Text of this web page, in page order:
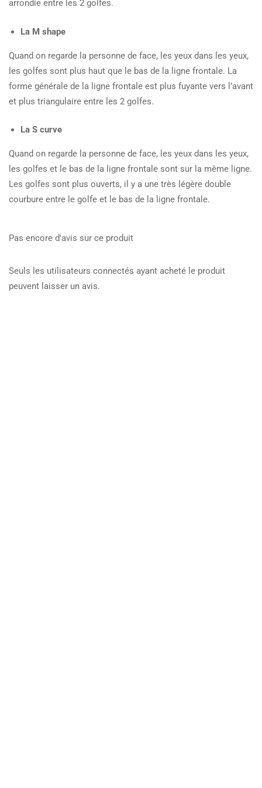
arrondie entre les 2 golfes.
La M shape
Quand on regarde la personne de face, les yeux dans les yeux,
les golfes sont plus haut que le bas de la ligne frontale. La
forme générale de la ligne frontale est plus fuyante vers l’avant
et plus triangulaire entre les 2 golfes.
La S curve
Quand on regarde la personne de face, les yeux dans les yeux,
les golfes et le bas de la ligne frontale sont sur la même ligne.
Les golfes sont plus ouverts, il y a une très légère double
courbure entre le golfe et le bas de la ligne frontale.
Pas encore d'avis sur ce produit
Seuls les utilisateurs connectés ayant acheté le produit
peuvent laisser un avis.